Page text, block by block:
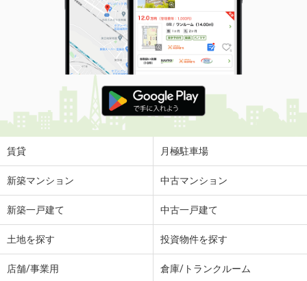
賃貸 月極駐車場
新築マンション 中古マンション
新築一戸建て 中古一戸建て
土地を探す 投資物件を探す
店舗/事業用 倉庫/トランクルーム